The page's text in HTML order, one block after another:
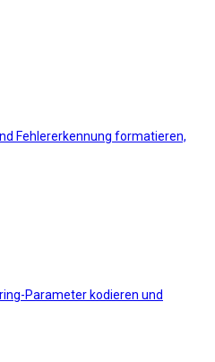
Fehlererkennung formatieren,
Parameter kodieren und